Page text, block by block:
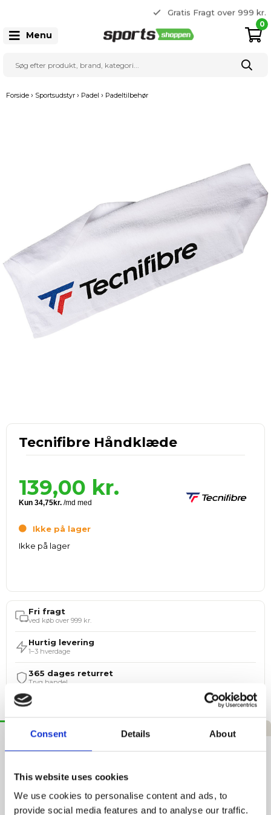
Consent Details About
This website uses cookies
We use cookies to personalise content and ads, to
provide social media features and to analyse our traffic.
Gratis Fragt over 999 kr.
22 20 80 33
Menu
0
Forside › Sportsudstyr › Padel › Padeltilbehør
Tecnifibre Håndklæde
139,00 kr.
Ikke på lager
Ikke på lager
Fri fragt
ved køb over 999 kr.
Hurtig levering
1–3 hverdage
365 dages returret
Tryg handel
Beskrivelse Specifikationer Anmeldelser
Tecnifibre Håndklæde
Tennis Håndklæde – Premium Performance
Opdag vores nye tennis-håndklæde, designet til optimal